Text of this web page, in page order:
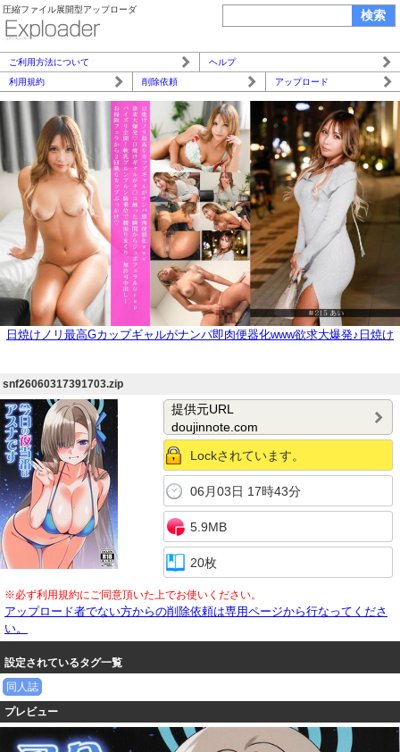
圧縮ファイル展開型アップローダ
ご利用方法について
ヘルプ
利用規約
削除依頼 アップロード
日焼けノリ最高Gカップギャルがナンパ即肉便器化www欲求大爆発♪日焼け
snf26060317391703.zip
提供元URL
doujinnote.com
Lockされています。
06月03日 17時43分
5.9MB
20枚
※必ず利用規約にご同意頂いた上でお使いください。
アップロード者でない方からの削除依頼は専用ページから行なってくださ
い。
設定されているタグ一覧
同人誌
プレビュー